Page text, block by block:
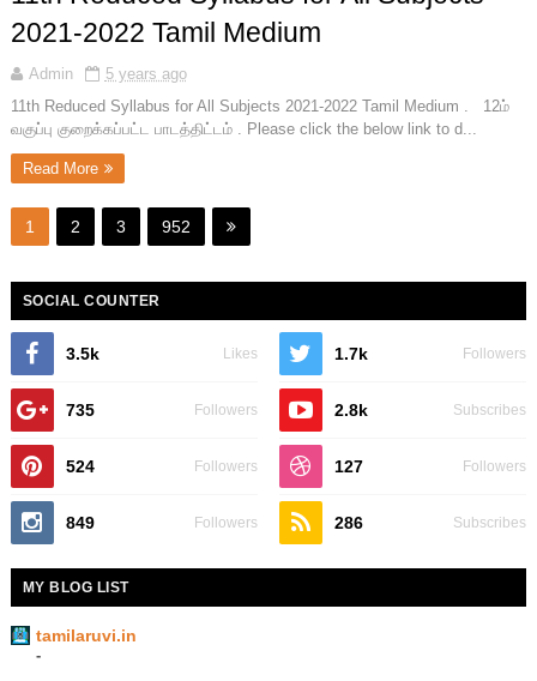
2021-2022 Tamil Medium
Admin
5 years ago
11th Reduced Syllabus for All Subjects 2021-2022 Tamil Medium . 12ம்
வகுப்பு குறைக்கப்பட்ட பாடத்திட்டம் . Please click the below link to d...
Read More
1 2 3 952
SOCIAL COUNTER
3.5k Likes 1.7k Followers
735 Followers 2.8k Subscribes
524 Followers 127 Followers
849 Followers 286 Subscribes
MY BLOG LIST
tamilaruvi.in
-